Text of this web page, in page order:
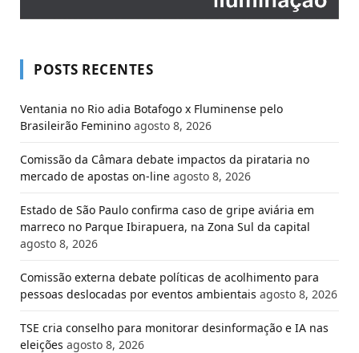
POSTS RECENTES
Ventania no Rio adia Botafogo x Fluminense pelo
Brasileirão Feminino agosto 8, 2026
Comissão da Câmara debate impactos da pirataria no
mercado de apostas on-line agosto 8, 2026
Estado de São Paulo confirma caso de gripe aviária em
marreco no Parque Ibirapuera, na Zona Sul da capital
agosto 8, 2026
Comissão externa debate políticas de acolhimento para
pessoas deslocadas por eventos ambientais agosto 8, 2026
TSE cria conselho para monitorar desinformação e IA nas
eleições agosto 8, 2026